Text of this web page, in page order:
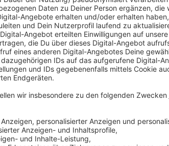
Als größte Gewinner dürften aber die Grünen
Stimmen hinzugewonnen haben. Thomas
Sonntagabend das Ergebnis. Er geht davon
gegeben habe:
Ich glaube, grüne Themen sind noch mal
gekommen und werden noch weiter nach
Annalena Baerbock und Robert Habeck
den Leuten an. Ich glaube, dass hilft